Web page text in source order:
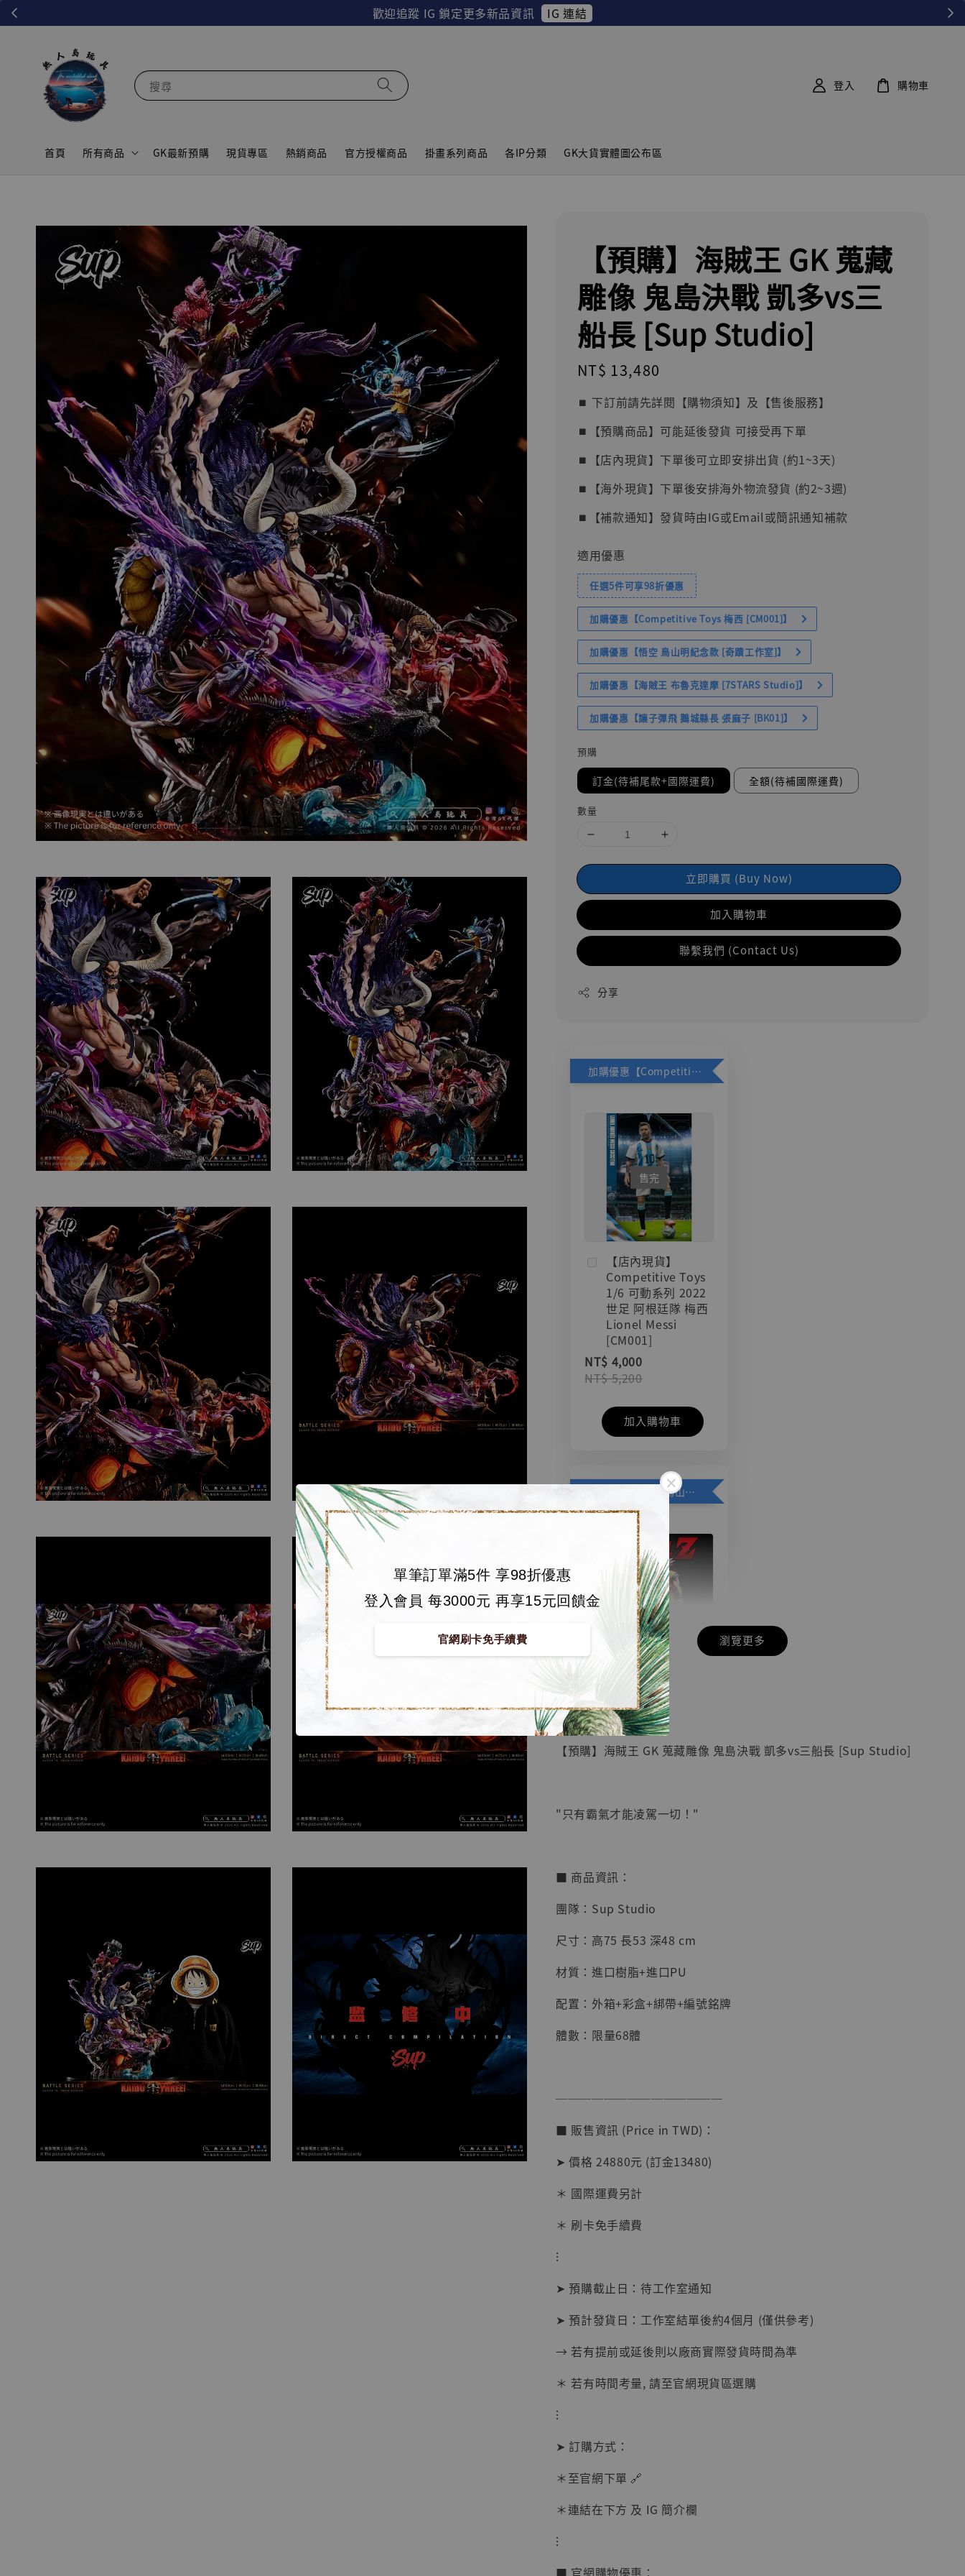
歡迎追蹤 IG 鎖定更多新品資訊 IG 連結
單筆訂單滿5件 享98折優惠
登入會員 每3000元 再享15元回饋金
官網刷卡免手續費
搜尋
首頁 所有商品 GK最新預購 現貨專區 熱銷商品 官方授權商品 掛畫系列商品 各IP分類 GK大貨實體圖公布區
登入 購物車
【預購】海賊王 GK 蒐藏
雕像 鬼島決戰 凱多vs三
船長 [Sup Studio]
Regular
price
NT$ 13,480
⏹︎ 下訂前請先詳閱【購物須知】及【售後服務】
⏹︎【預購商品】可能延後發貨 可接受再下單
⏹︎【店內現貨】下單後可立即安排出貨 (約1~3天)
⏹︎【海外現貨】下單後安排海外物流發貨 (約2~3週)
⏹︎【補款通知】發貨時由IG或Email或簡訊通知補款
適用優惠
任選5件可享98折優惠
加購優惠【Competitive Toys 梅西 [CM001]】
加購優惠【悟空 鳥山明紀念款 [奇蹟工作室]】
加購優惠【海賊王 布魯克達摩 [7STARS Studio]】
加購優惠【讓子彈飛 鵝城縣長 張麻子 [BK01]】
預購
訂金(待補尾款+國際運費) 全額(待補國際運費)
數量
立即購買 (Buy Now)
加入購物車
聯繫我們 (Contact Us)
分享
加購優惠【Competitive Toys 梅西 [CM001]】
售完
【店內現貨】
Competitive Toys
1/6 可動系列 2022
世足 阿根廷隊 梅西
Lionel Messi
[CM001]
NT$ 4,000
NT$ 5,200
加入購物車
加購優惠【悟空 鳥山明紀念款 [奇蹟工作室]】
【店內現貨】七龍珠
系列蒐藏雕像 悟空
鳥山明紀念款 [奇蹟
工作室]
NT$ 4,280
- +
加入購物車
Studio]
NT$ 1,870
加購優惠【讓子彈飛 鵝城縣長 張麻子 [BK01]】
【現貨】
BJSTUDIO 1/6系列
可動蒐藏人偶 讓子
彈飛 鵝城縣長 張麻
瀏覽更多
🏝【無人島玩具】
【預購】海賊王 GK 蒐藏雕像 鬼島決戰 凱多vs三船長 [Sup Studio]
"只有霸氣才能凌駕一切！"
■ 商品資訊：
團隊：Sup Studio
尺寸：高75 長53 深48 cm
材質：進口樹脂+進口PU
配置：外箱+彩盒+綁帶+編號銘牌
體數：限量68體
──────────────
■ 販售資訊 (Price in TWD)：
➤ 價格 24880元 (訂金13480)
＊ 國際運費另計
＊ 刷卡免手續費
⁝
➤ 預購截止日：待工作室通知
➤ 預計發貨日：工作室結單後約4個月 (僅供參考)
→ 若有提前或延後則以廠商實際發貨時間為準
＊ 若有時間考量, 請至官網現貨區選購
⁝
➤ 訂購方式：
＊至官網下單 🔗
＊連結在下方 及 IG 簡介欄
⁝
■ 官網購物優惠：